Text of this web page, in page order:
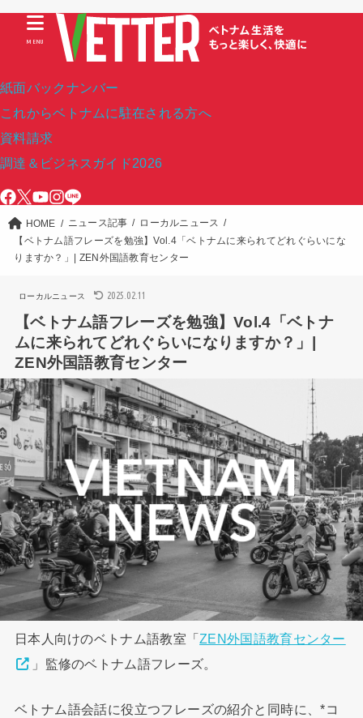
紙面バックナンバー
これからベトナムに駐在される方へ
資料請求
調達＆ビジネスガイド2026
MENU
HOME ニュース記事
ローカルニュース
【ベトナム語フレーズを勉強】Vol.4「ベトナムに来られてどれぐらいにな
りますか？」| ZEN外国語教育センター
ローカルニュース 2025.02.11
【ベトナム語フレーズを勉強】Vol.4「ベトナ
ムに来られてどれぐらいになりますか？」|
ZEN外国語教育センター
日本人向けのベトナム語教室「ZEN外国語教育センター
」監修のベトナム語フレーズ。
ベトナム語会話に役立つフレーズの紹介と同時に、*コ